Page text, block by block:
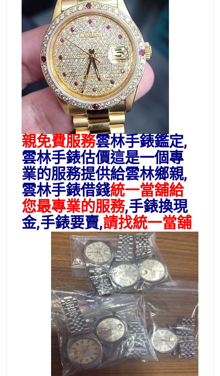
親免費服務雲林手錶鑑定,
雲林手錶估價這是一個專
業的服務提供給雲林鄉親,
雲林手錶借錢統一當舖給
您最專業的服務,手錶換現
金,手錶要賣,請找統一當舖